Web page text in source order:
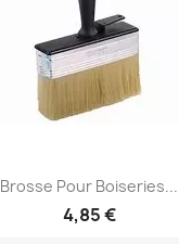
Brosse Pour Boiseries...
4,85 €